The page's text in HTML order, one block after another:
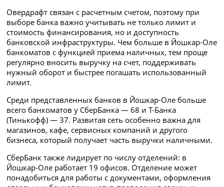
Овердрафт связан с расчетным счетом, поэтому при
выборе банка важно учитывать не только лимит и
стоимость финансирования, но и доступность
банковской инфраструктуры. Чем больше в Йошкар-Оле
банкоматов с функцией приема наличных, тем проще
регулярно вносить выручку на счет, поддерживать
нужный оборот и быстрее погашать использованный
лимит.
Среди представленных банков в Йошкар-Оле больше
всего банкоматов у СберБанка — 68 и Т-Банка
(Тинькофф) — 37. Развитая сеть особенно важна для
магазинов, кафе, сервисных компаний и другого
бизнеса, который получает часть выручки наличными.
СберБанк также лидирует по числу отделений: в
Йошкар-Оле работает 19 офисов. Отделение может
понадобиться для работы с документами, оформления